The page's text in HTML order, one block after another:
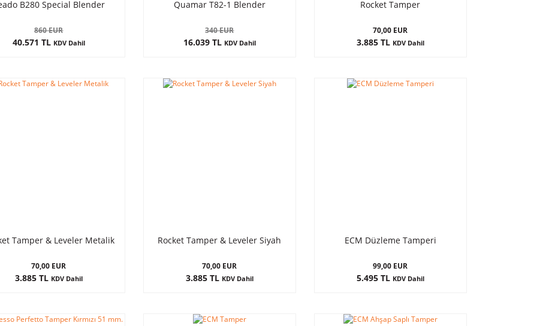
B280 Special Blender
860 EUR
40.571 TL KDV Dahil
Quamar T82-1 Blender
340 EUR
16.039 TL KDV Dahil
Rocket Tamper
70,00 EUR
3.885 TL KDV Dahil
Tamper & Leveler Metalik
70,00 EUR
3.885 TL KDV Dahil
Rocket Tamper & Leveler Siyah
70,00 EUR
3.885 TL KDV Dahil
ECM Düzleme Tamperi
99,00 EUR
5.495 TL KDV Dahil